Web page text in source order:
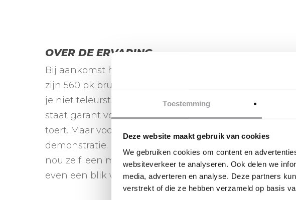
Toestemming
Deze website maakt gebruik van cookies
We gebruiken cookies om content en
websiteverkeer te analyseren. Ook delen we
media, adverteren en analyse. Deze partners
verstrekt of die ze hebben verzameld op basis
OVER DE ERVARING
Bij aankomst hoor je de Lamborghini waarschijnlijk al
zijn 560 pk brult deze supercar namelijk behoorlijk!
je niet teleurstellen. Het prachtige Italiaanse design
staat garant voor flink wat nieuwsgierige blikken als je
toert. Maar voordat het zover is, krijg je eerst nog een
demonstratie. Daar hoort uiteraard ook een blik onder
nou zelf: een motor waarmee je ruim 300 kilometer
even een blik waard!